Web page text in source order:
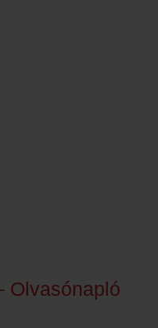
Olvasónapló